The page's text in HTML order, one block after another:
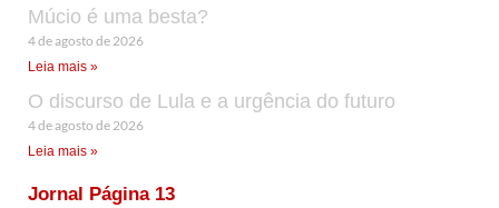
Múcio é uma besta?
4 de agosto de 2026
Leia mais »
O discurso de Lula e a urgência do futuro
4 de agosto de 2026
Leia mais »
Jornal Página 13